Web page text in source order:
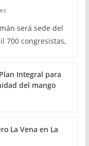
será sede del
700 congresistas,
Integral para
del mango
La Vena en La